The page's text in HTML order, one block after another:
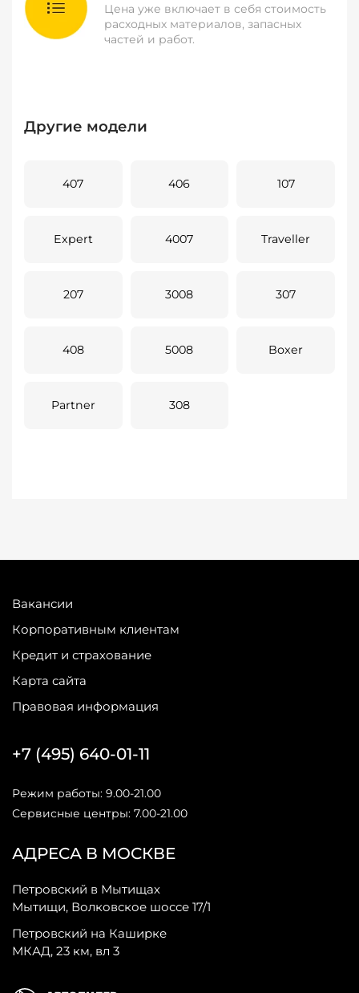
Цена уже включает в себя стоимость
расходных материалов, запасных
частей и работ.
Другие модели
407 406 107
Expert 4007 Traveller
207 3008 307
408 5008 Boxer
Partner 308
Вакансии
Корпоративным клиентам
Кредит и страхование
Карта сайта
Правовая информация
АДРЕСА В МОСКВЕ
Петровский в Мытищах
Мытищи, Волковское шоссе 17/1
Петровский на Каширке
МКАД, 23 км, вл 3
+7 (495) 640-01-11
Режим работы: 9.00-21.00
Сервисные центры: 7.00-21.00